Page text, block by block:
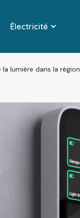
Électricité
lumière dans la